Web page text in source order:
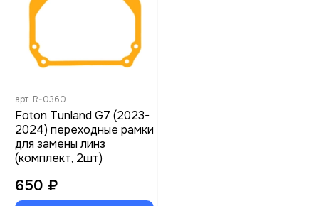
арт. R-0360
Foton Tunland G7 (2023-
2024) переходные рамки
для замены линз
(комплект, 2шт)
650 ₽